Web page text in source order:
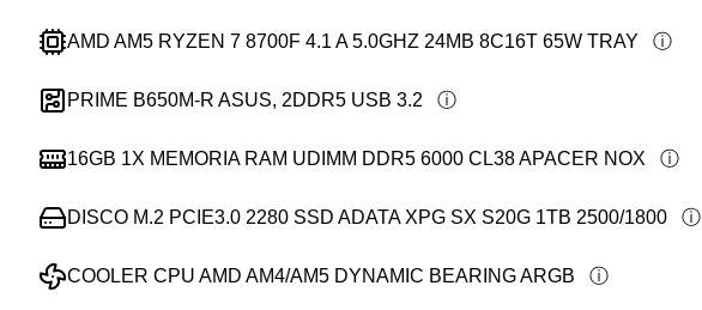
AMD AM5 RYZEN 7 8700F 4.1 A 5.0GHZ 24MB 8C16T 65W TRAY
PRIME B650M-R ASUS, 2DDR5 USB 3.2
16GB 1X MEMORIA RAM UDIMM DDR5 6000 CL38 APACER NOX
DISCO M.2 PCIE3.0 2280 SSD ADATA XPG SX S20G 1TB 2500/1800
COOLER CPU AMD AM4/AM5 DYNAMIC BEARING ARGB